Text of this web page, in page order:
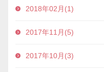
2018年02月(1)
2017年11月(5)
2017年10月(3)